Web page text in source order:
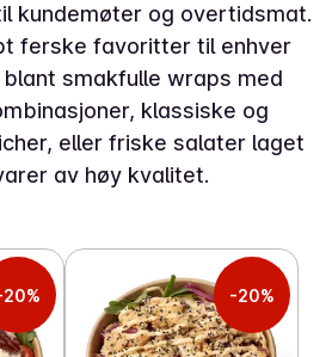
kundemøter og overtidsmat.
ferske favoritter til enhver
blant smakfulle wraps med
klassiske og
eller friske salater laget
av høy kvalitet.
-20%